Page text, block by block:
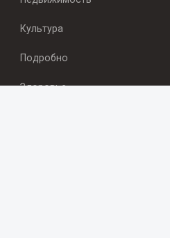
Культура
Подробно
Здоровье